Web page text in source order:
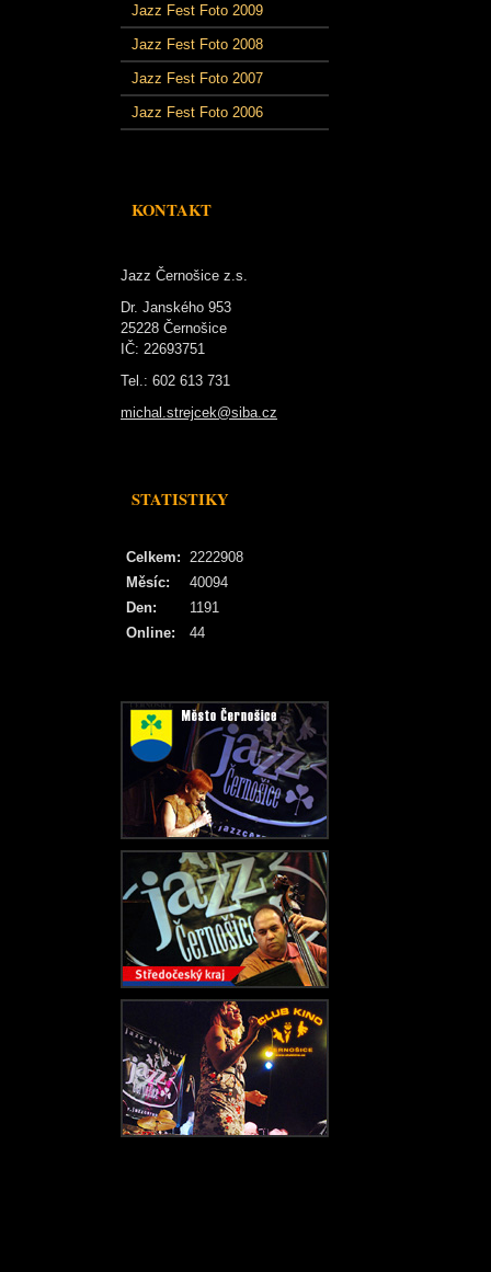
Jazz Fest Foto 2009
Jazz Fest Foto 2008
Jazz Fest Foto 2007
Jazz Fest Foto 2006
KONTAKT
Jazz Černošice z.s.
Dr. Janského 953
25228 Černošice
IČ: 22693751
Tel.: 602 613 731
michal.strejcek@siba.cz
STATISTIKY
Online: 44
Celkem: 2222908
Měsíc:
40094
Den:
1191